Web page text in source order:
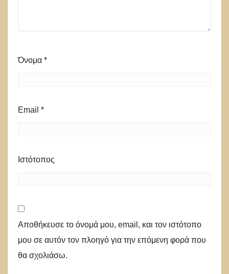
Όνομα *
Email *
Ιστότοπος
Αποθήκευσε το όνομά μου, email, και τον ιστότοπο
μου σε αυτόν τον πλοηγό για την επόμενη φορά που
θα σχολιάσω.